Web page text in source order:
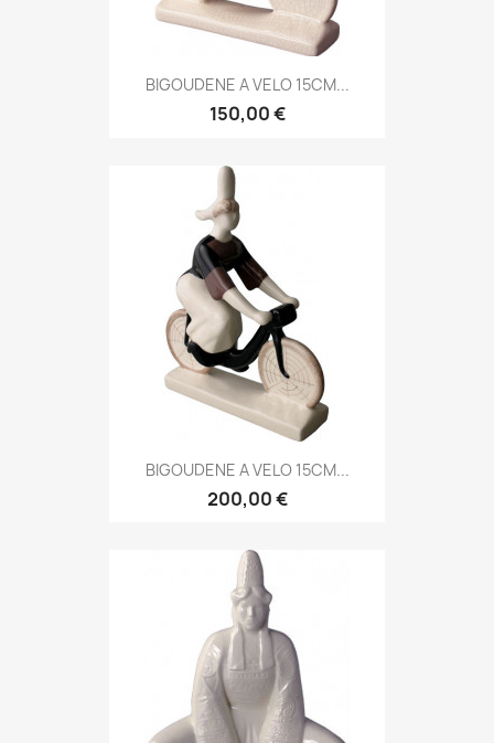
BIGOUDENE A VELO 15CM...
150,00 €
BIGOUDENE A VELO 15CM...
200,00 €